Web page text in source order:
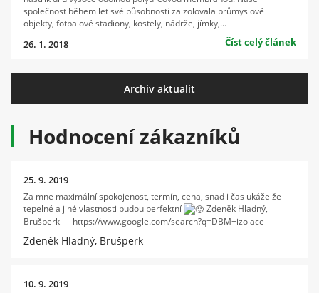
společnost během let své působnosti zaizolovala průmyslové
objekty, fotbalové stadiony, kostely, nádrže, jímky,…
26. 1. 2018 Číst celý článek
Archiv aktualit
Hodnocení zákazníků
25. 9. 2019
Za mne maximální spokojenost, termín, cena, snad i čas ukáže že
tepelné a jiné vlastnosti budou perfektní
Zdeněk Hladný,
Brušperk – https://www.google.com/search?q=DBM+izolace
Zdeněk Hladný, Brušperk
10. 9. 2019